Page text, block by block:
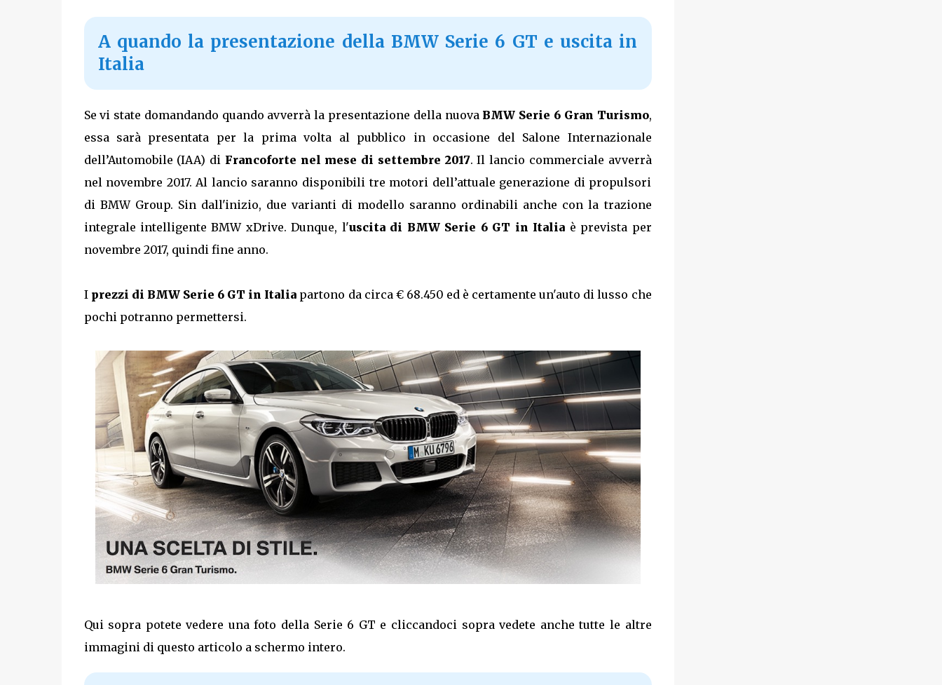
A quando la presentazione della BMW Serie 6 GT e uscita in
Italia
Se vi state domandando quando avverrà la presentazione della nuova BMW Serie 6 Gran Turismo,
essa sarà presentata per la prima volta al pubblico in occasione del Salone Internazionale
dell’Automobile (IAA) di Francoforte nel mese di settembre 2017. Il lancio commerciale avverrà
nel novembre 2017. Al lancio saranno disponibili tre motori dell’attuale generazione di propulsori
di BMW Group. Sin dall'inizio, due varianti di modello saranno ordinabili anche con la trazione
integrale intelligente BMW xDrive. Dunque, l'uscita di BMW Serie 6 GT in Italia è prevista per
novembre 2017, quindi fine anno.
I prezzi di BMW Serie 6 GT in Italia partono da circa € 68.450 ed è certamente un'auto di lusso che
pochi potranno permettersi.
Qui sopra potete vedere una foto della Serie 6 GT e cliccandoci sopra vedete anche tutte le altre
immagini di questo articolo a schermo intero.